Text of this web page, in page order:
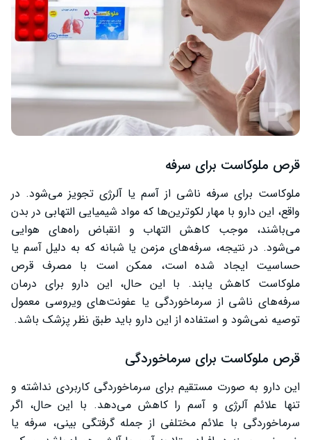
قرص ملوکاست برای سرفه
ملوکاست برای سرفه ناشی از آسم یا آلرژی تجویز می‌شود. در
واقع، این دارو با مهار لکوترین‌ها که مواد شیمیایی التهابی در بدن
می‌باشند، موجب کاهش التهاب و انقباض راه‌های هوایی
می‌شود. در نتیجه، سرفه‌های مزمن یا شبانه که به دلیل آسم یا
حساسیت ایجاد شده است، ممکن است با مصرف قرص
ملوکاست کاهش یابند. با این حال، این دارو برای درمان
سرفه‌های ناشی از سرماخوردگی یا عفونت‌های ویروسی معمول
توصیه نمی‌شود و استفاده از این دارو باید طبق نظر پزشک باشد.
قرص ملوکاست برای سرماخوردگی
این دارو به صورت مستقیم برای سرماخوردگی کاربردی نداشته و
تنها علائم آلرژی و آسم را کاهش می‌دهد. با این حال، اگر
سرماخوردگی با علائم مختلفی از جمله گرفتگی بینی، سرفه یا